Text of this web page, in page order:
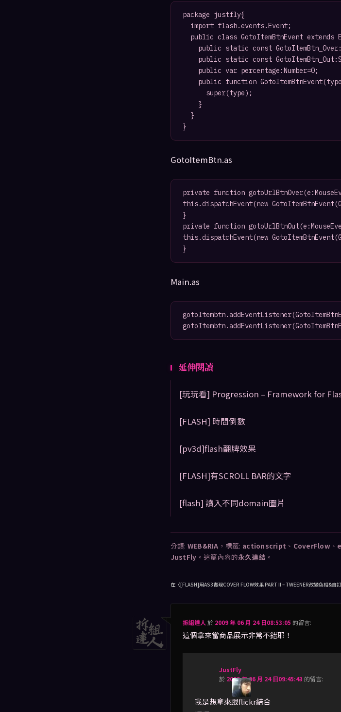
package justfly{
}
GotoItemBtn.as
private function
this.dispatchEvent(new
}
private function
this.dispatchEvent(new
}
Main.as
延伸閱讀
[玩玩看] Progression – Framework for
[FLASH] 時間倒數
[pv3d]flash翻牌效果
[FLASH]有SCROLL BAR的文字
[flash] 讀入不同domain圖片
分類: WEB&RIA ，標籤: actionscript 、 CoverFlow 、
JustFly 。這篇內容的永久連結 。
在〈[FLASH]用AS3實現COVER FLOW效果 PART II – TWEENER改變色相&自
拆組達人 於 2009 年 06 月 24 日08:53:05 的留言:
這個拿來當商品展示非常不錯耶！
JustFly
於 2009 年 06 月 24 日09:45:43 的留言:
我是想拿來跟flickr結合